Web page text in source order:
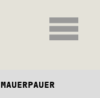
MAUERPAUER